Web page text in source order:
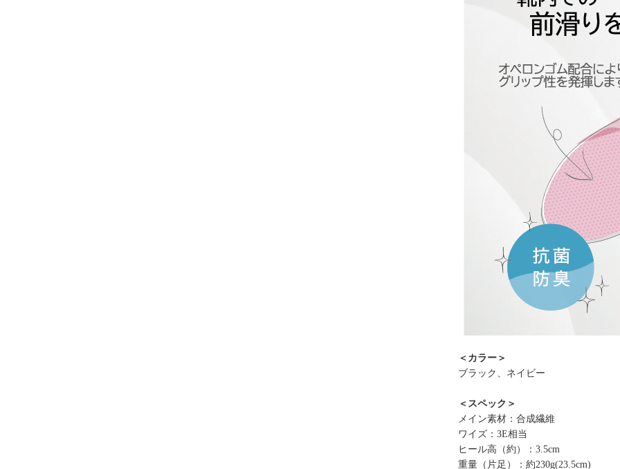
＜カラー＞
ブラック、ネイビー
＜スペック＞
メイン素材：合成繊維
ワイズ：3E相当
ヒール高（約）：3.5cm
重量（片足）：約230g(23.5cm)